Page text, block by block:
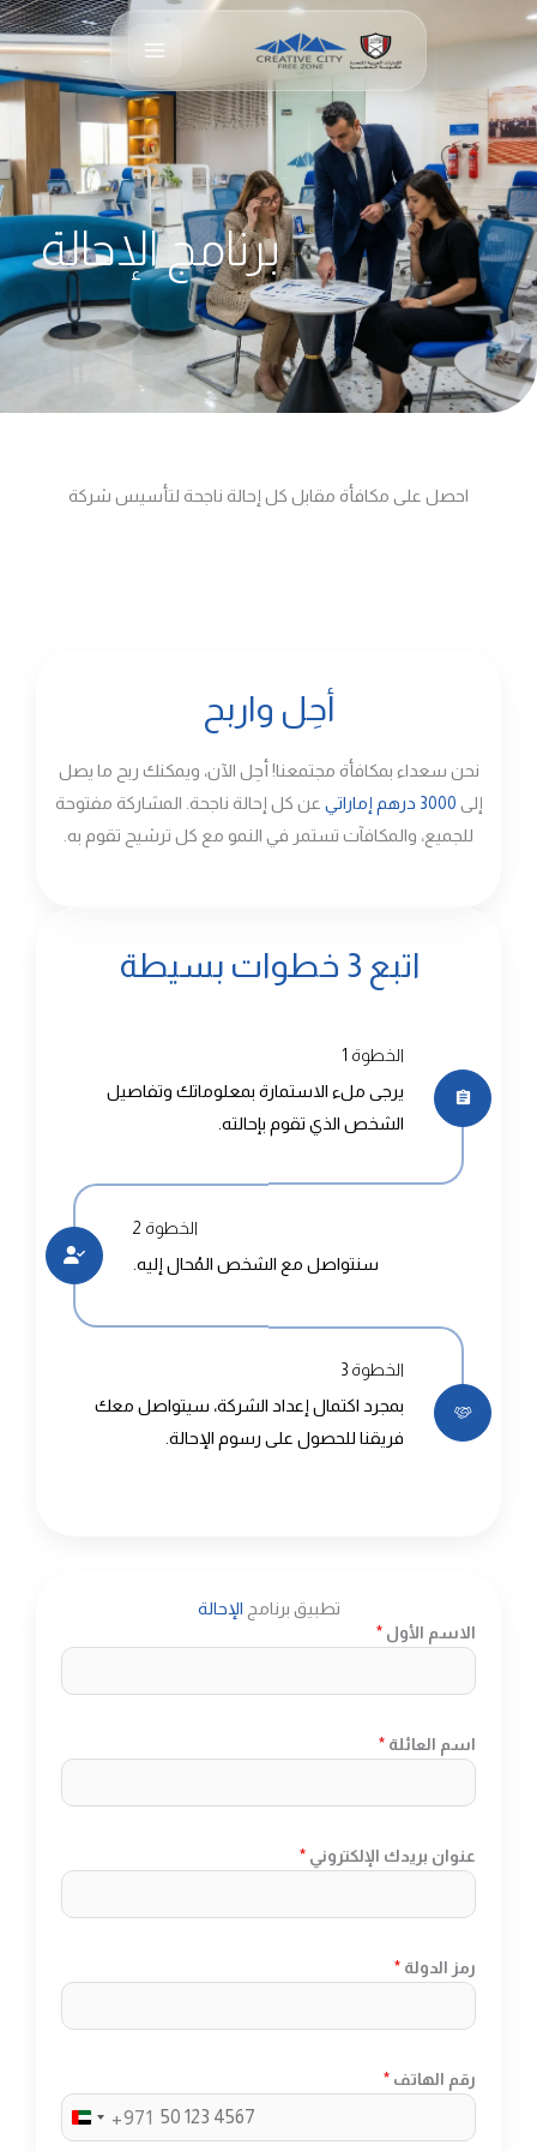
تخطي
إلى
المحتوى
برنامج الإحالة
احصل على مكافأة مقابل كل إحالة ناجحة لتأسيس شركة
تطبيق برنامج الإحالة
الاسم الأول *
اسم العائلة *
عنوان بريدك الإلكتروني *
رمز الدولة *
رقم الهاتف *
U
+971
أحِل واربح
نحن سعداء بمكافأة مجتمعنا! أحِل الآن، ويمكنك ربح ما يصل
إلى 3000 درهم إماراتي
عن كل إحالة ناجحة. المشاركة مفتوحة
للجميع، والمكافآت تستمر في النمو مع كل ترشيح تقوم به.
اتبع 3 خطوات بسيطة
الخطوة 1
يرجى ملء الاستمارة بمعلوماتك وتفاصيل
الشخص الذي تقوم بإحالته.
الخطوة 2
سنتواصل مع الشخص المُحال إليه.
الخطوة 3
بمجرد اكتمال إعداد الشركة، سيتواصل معك
فريقنا للحصول على رسوم الإحالة.